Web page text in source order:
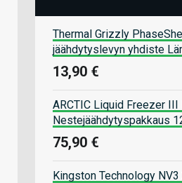
Thermal Grizzly
jäähdytyslevyn yhdiste
13,90 €
ARCTIC Liquid Freezer
Nestejäähdytyspakkaus
75,90 €
Kingston Technology NV3